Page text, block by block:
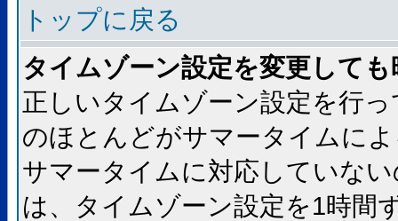
トップに戻る
タイムゾーン設定を変更して
正しいタイムゾーン設定を行
のほとんどがサマータイムに
サマータイムに対応していな
は、タイムゾーン設定を1時間